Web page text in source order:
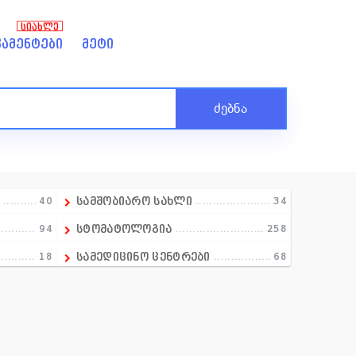
ᲡᲘᲐᲮᲚᲔ
მეტი
ძებნა
40
94
18
სამშობიარო სახლი 34
სტომატოლოგია 258
სამედიცინო ცენტრები 68